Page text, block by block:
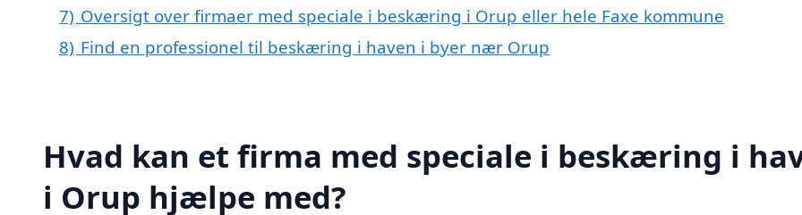
7) Oversigt over firmaer med speciale i beskæring i Orup eller hele Faxe kommune
8) Find en professionel til beskæring i haven i byer nær Orup
Hvad kan et firma med speciale i beskæring i
i Orup hjælpe med?